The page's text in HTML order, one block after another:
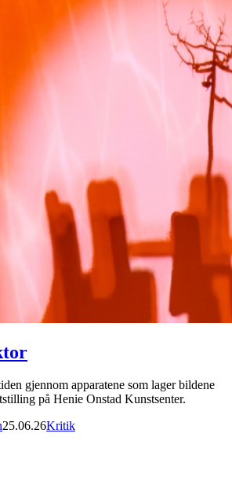
gjennom apparatene som lager bildene
på Henie Onstad Kunstsenter.
25.06.26Kritik